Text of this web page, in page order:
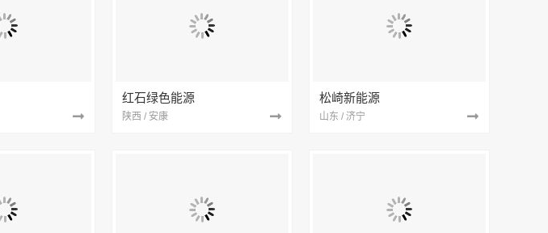
红石绿色能源
陕西 / 安康
松崎新能源
山东 / 济宁